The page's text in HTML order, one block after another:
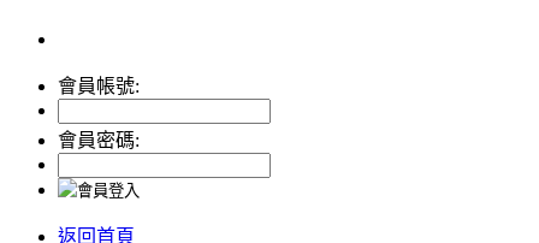
會員帳號:
會員密碼:
返回首頁